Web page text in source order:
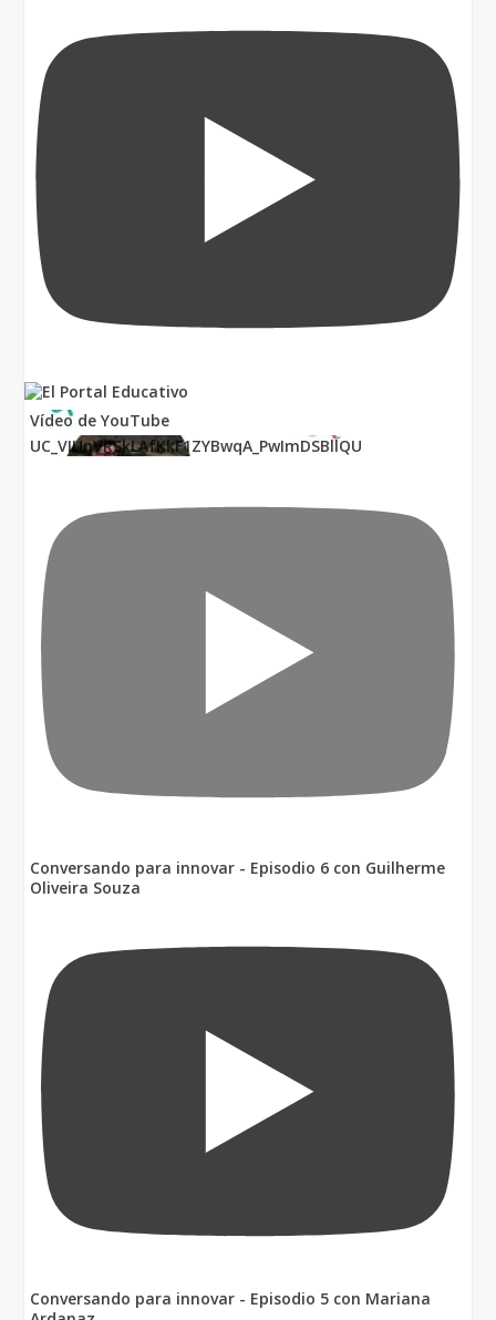
Vídeo de YouTube
UC_VIUnVRSkLAfKkF1ZYBwqA_PwImDSBllQU
Conversando para innovar - Episodio 6 con Guilherme
Oliveira Souza
Conversando para innovar - Episodio 5 con Mariana